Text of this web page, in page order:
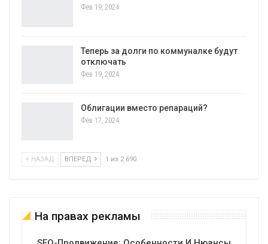
Фев 19, 2024
Теперь за долги по коммуналке будут
отключать
Фев 19, 2024
Облигации вместо репараций?
Фев 17, 2024
НАЗАД ВПЕРЕД 1 из 2 690
На правах рекламы